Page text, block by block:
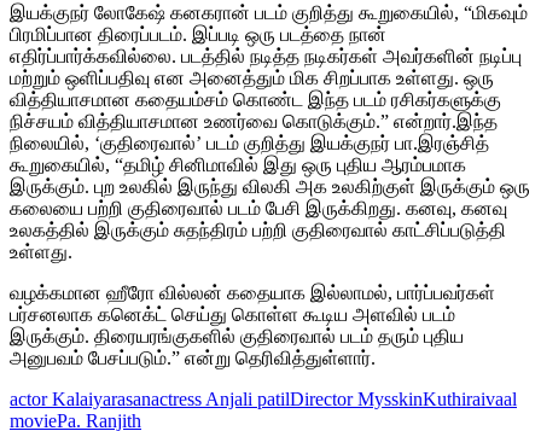
இயக்குநர் லோகேஷ் கனகரான் படம் குறித்து கூறுகையில், “மிகவும்
பிரமிப்பான திரைப்படம். இப்படி ஒரு படத்தை நான்
எதிர்ப்பார்க்கவில்லை. படத்தில் நடித்த நடிகர்கள் அவர்களின் நடிப்பு
மற்றும் ஒளிப்பதிவு என அனைத்தும் மிக சிறப்பாக உள்ளது. ஒரு
வித்தியாசமான கதையம்சம் கொண்ட இந்த படம் ரசிகர்களுக்கு
நிச்சயம் வித்தியாசமான உணர்வை கொடுக்கும்.” என்றார்.இந்த
நிலையில், ‘குதிரைவால்’ படம் குறித்து இயக்குநர் பா.இரஞ்சித்
கூறுகையில், “தமிழ் சினிமாவில் இது ஒரு புதிய ஆரம்பமாக
இருக்கும். புற உலகில் இருந்து விலகி அக உலகிற்குள் இருக்கும் ஒரு
கலையை பற்றி குதிரைவால் படம் பேசி இருக்கிறது. கனவு, கனவு
உலகத்தில் இருக்கும் சுதந்திரம் பற்றி குதிரைவால் காட்சிப்படுத்தி
உள்ளது.
வழக்கமான ஹீரோ வில்லன் கதையாக இல்லாமல், பார்ப்பவர்கள்
பர்சனலாக கனெக்ட் செய்து கொள்ள கூடிய அளவில் படம்
இருக்கும். திரையரங்குகளில் குதிரைவால் படம் தரும் புதிய
அனுபவம் பேசப்படும்.” என்று தெரிவித்துள்ளார்.
actor Kalaiyarasanactress Anjali patilDirector MysskinKuthiraivaal
moviePa. Ranjith